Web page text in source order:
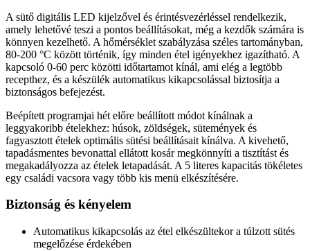
A sütő digitális LED kijelzővel és érintésvezérléssel rendelkezik,
amely lehetővé teszi a pontos beállításokat, még a kezdők számára is
könnyen kezelhető. A hőmérséklet szabályzása széles tartományban,
80-200 °C között történik, így minden étel igényekhez igazítható. A
kapcsoló 0-60 perc közötti időtartamot kínál, ami elég a legtöbb
recepthez, és a készülék automatikus kikapcsolással biztosítja a
biztonságos befejezést.
Beépített programjai hét előre beállított módot kínálnak a
leggyakoribb ételekhez: húsok, zöldségek, sütemények és
fagyasztott ételek optimális sütési beállításait kínálva. A kivehető,
tapadásmentes bevonattal ellátott kosár megkönnyíti a tisztítást és
megakadályozza az ételek letapadását. A 5 literes kapacitás tökéletes
egy családi vacsora vagy több kis menü elkészítésére.
Biztonság és kényelem
Automatikus kikapcsolás az étel elkészültekor a túlzott sütés
megelőzése érdekében